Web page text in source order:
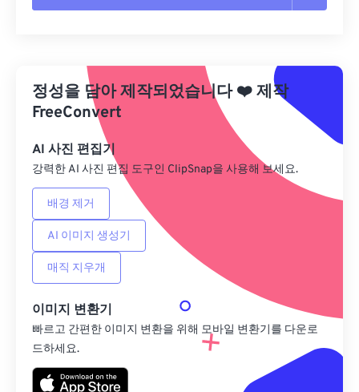
사전 설정에서 적용
사전 설정으로 저장
정성을 담아 제작되었습니다❤️제작
FreeConvert
AI 사진 편집기
강력한 AI 사진 편집 도구인 ClipSnap을 사용해 보세요.
배경 제거
AI 이미지 생성기
매직 지우개
이미지 변환기
빠르고 간편한 이미지 변환을 위해 모바일 변환기를 다운로
드하세요.